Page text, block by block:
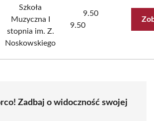
Szkoła
Muzyczna I
stopnia im. Z.
Noskowskiego
9.50
9.50
Zadbaj o widoczność swojej